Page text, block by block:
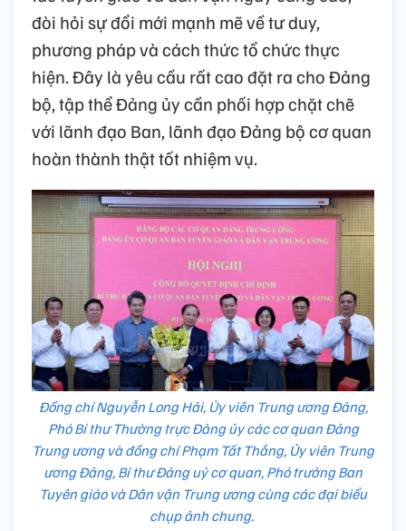
đòi hỏi sự đổi mới mạnh mẽ về tư duy,
phương pháp và cách thức tổ chức thực
hiện. Đây là yêu cầu rất cao đặt ra cho Đảng
bộ, tập thể Đảng ủy cần phối hợp chặt chẽ
với lãnh đạo Ban, lãnh đạo Đảng bộ cơ quan
hoàn thành thật tốt nhiệm vụ.
Đồng chí Nguyễn Long Hải, Ủy viên Trung ương Đảng,
Phó Bí thư Thường trực Đảng ủy các cơ quan Đảng
Trung ương và đồng chí Phạm Tất Thắng, Ủy viên Trung
ương Đảng, Bí thư Đảng uỷ cơ quan, Phó trưởng Ban
Tuyên giáo và Dân vận Trung ương cùng các đại biểu
chụp ảnh chung.